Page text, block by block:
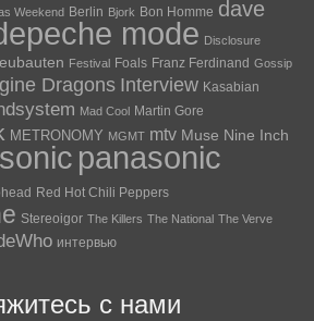
Weekend Berlin Bjork Bon Homme dave
mode Disclosure
Festival Foals Franz Ferdinand Gossip
Dragons Interview Kasabian
Mad Cool Martin Gore
METRONOMY MGMT mtv Muse Nine Inch
panasonic
Red Hot Chili Peppers
Stereoigor The Killers The National The Verve
интервью
с нами